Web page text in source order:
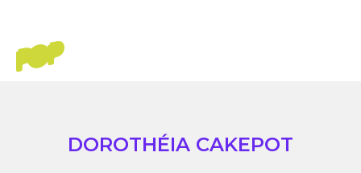
DOROTHÉIA CAKEPOT